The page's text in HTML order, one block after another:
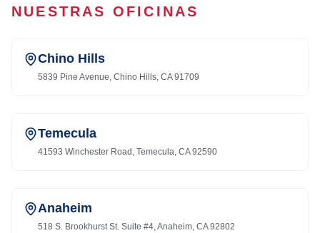
NUESTRAS OFICINAS
Chino Hills
5839 Pine Avenue, Chino Hills, CA 91709
Temecula
41593 Winchester Road, Temecula, CA 92590
Anaheim
518 S. Brookhurst St. Suite #4, Anaheim, CA 92802